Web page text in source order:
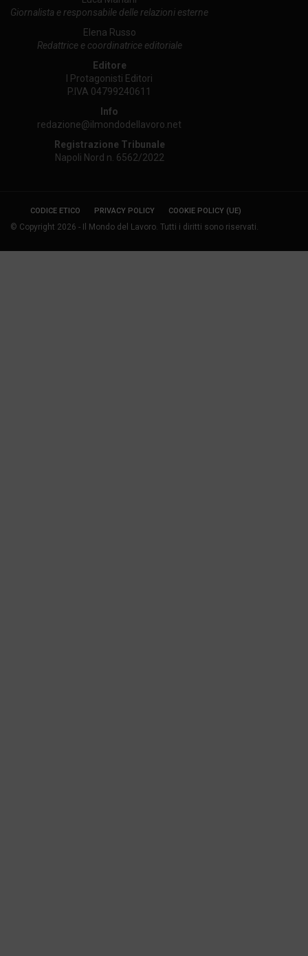
Giornalista e responsabile delle relazioni esterne
Elena Russo
Redattrice e coordinatrice editoriale
Editore
I Protagonisti Editori
P.IVA 04799240611
Info
redazione@ilmondodellavoro.net
Registrazione Tribunale
Napoli Nord n. 6562/2022
CODICE ETICO PRIVACY POLICY COOKIE POLICY (UE)
© Copyright 2026 - Il Mondo del Lavoro. Tutti i diritti sono riservati.